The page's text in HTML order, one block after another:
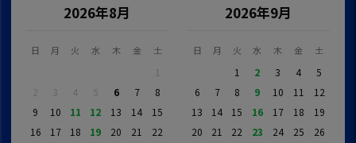
2026年8月
日 月 火 水 木 金 土
1
2
3 4 5 6 7
8
9
10 11 12 13 14
15
16
17 18 19 20 21
22
2026年9月
日 月 火 水 木 金 土
1 2 3 4
5
6
7 8 9 10 11
12
13
14 15 16 17 18
19
20
21 22 23 24 25
26